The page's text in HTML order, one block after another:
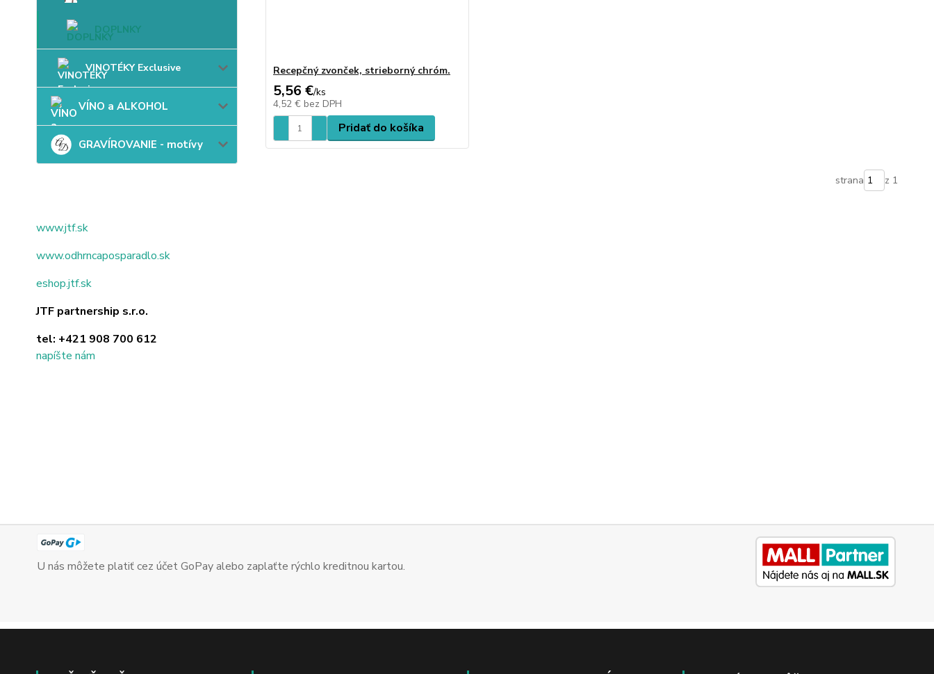
DOPLNKY
VINOTÉKY Exclusive
VÍNO a ALKOHOL
GRAVÍROVANIE - motívy
www.jtf.sk
www.odhrncaposparadlo.sk
eshop.jtf.sk
JTF partnership s.r.o.
tel: +421 908 700 612
napíšte nám
Recepčný zvonček, strieborný chróm.
5,56 €/ks
4,52 € bez DPH
Pridať do košíka
strana z 1
U nás môžete platiť cez účet GoPay alebo zaplaťte rýchlo kreditnou kartou.